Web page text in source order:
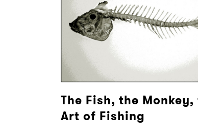
The Fish, the Monkey,
Art of Fishing